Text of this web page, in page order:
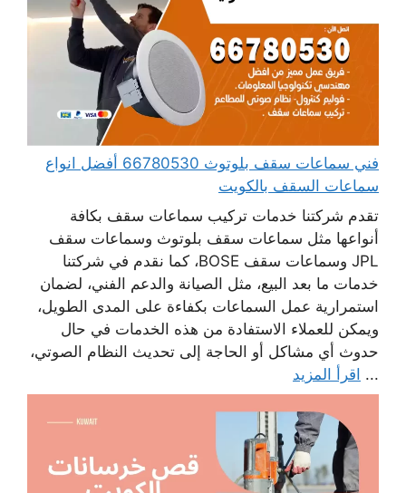
فني سماعات سقف بلوتوث 66780530 أفضل انواع
سماعات السقف بالكويت
تقدم شركتنا خدمات تركيب سماعات سقف بكافة
أنواعها مثل سماعات سقف بلوتوث وسماعات سقف
JPL وسماعات سقف BOSE، كما نقدم في شركتنا
خدمات ما بعد البيع، مثل الصيانة والدعم الفني، لضمان
استمرارية عمل السماعات بكفاءة على المدى الطويل،
ويمكن للعملاء الاستفادة من هذه الخدمات في حال
حدوث أي مشاكل أو الحاجة إلى تحديث النظام الصوتي،
... اقرأ المزيد